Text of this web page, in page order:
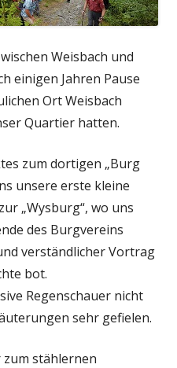
Weisbach und
einigen Jahren Pause
Ort Weisbach
Quartier hatten.
zum dortigen „Burg
unsere erste kleine
„Wysburg“, wo uns
des Burgvereins
verständlicher Vortrag
bot.
Regenschauer nicht
sehr gefielen.
stählernen